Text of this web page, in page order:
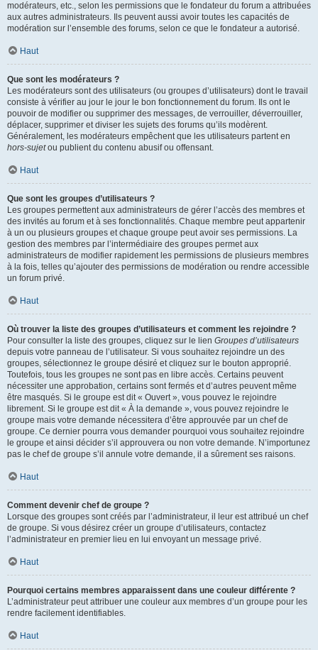
modérateurs, etc., selon les permissions que le fondateur du forum a attribuées
aux autres administrateurs. Ils peuvent aussi avoir toutes les capacités de
modération sur l’ensemble des forums, selon ce que le fondateur a autorisé.
Haut
Que sont les modérateurs ?
Les modérateurs sont des utilisateurs (ou groupes d’utilisateurs) dont le travail
consiste à vérifier au jour le jour le bon fonctionnement du forum. Ils ont le
pouvoir de modifier ou supprimer des messages, de verrouiller, déverrouiller,
déplacer, supprimer et diviser les sujets des forums qu’ils modèrent.
Généralement, les modérateurs empêchent que les utilisateurs partent en
hors-sujetou publient du contenu abusif ou offensant.
Haut
Que sont les groupes d’utilisateurs ?
Les groupes permettent aux administrateurs de gérer l’accès des membres et
des invités au forum et à ses fonctionnalités. Chaque membre peut appartenir
à un ou plusieurs groupes et chaque groupe peut avoir ses permissions. La
gestion des membres par l’intermédiaire des groupes permet aux
administrateurs de modifier rapidement les permissions de plusieurs membres
à la fois, telles qu’ajouter des permissions de modération ou rendre accessible
un forum privé.
Haut
Où trouver la liste des groupes d’utilisateurs et comment les rejoindre ?
Pour consulter la liste des groupes, cliquez sur le lien Groupes d’utilisateurs
depuis votre panneau de l’utilisateur. Si vous souhaitez rejoindre un des
groupes, sélectionnez le groupe désiré et cliquez sur le bouton approprié.
Toutefois, tous les groupes ne sont pas en libre accès. Certains peuvent
nécessiter une approbation, certains sont fermés et d’autres peuvent même
être masqués. Si le groupe est dit « Ouvert », vous pouvez le rejoindre
librement. Si le groupe est dit « À la demande », vous pouvez rejoindre le
groupe mais votre demande nécessitera d’être approuvée par un chef de
groupe. Ce dernier pourra vous demander pourquoi vous souhaitez rejoindre
le groupe et ainsi décider s’il approuvera ou non votre demande. N’importunez
pas le chef de groupe s’il annule votre demande, il a sûrement ses raisons.
Haut
Comment devenir chef de groupe ?
Lorsque des groupes sont créés par l’administrateur, il leur est attribué un chef
de groupe. Si vous désirez créer un groupe d’utilisateurs, contactez
l’administrateur en premier lieu en lui envoyant un message privé.
Haut
Pourquoi certains membres apparaissent dans une couleur différente ?
L’administrateur peut attribuer une couleur aux membres d’un groupe pour les
rendre facilement identifiables.
Haut